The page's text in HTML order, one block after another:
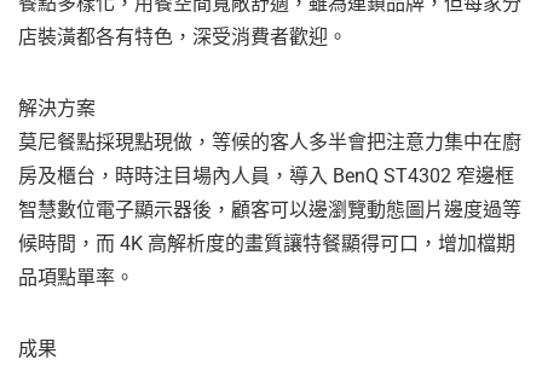
店裝潢都各有特色，深受消費者歡迎。
解決方案
莫尼餐點採現點現做，等候的客人多半會把注意力集中在廚
房及櫃台，時時注目場內人員，導入 BenQ ST4302 窄邊框
智慧數位電子顯示器後，顧客可以邊瀏覽動態圖片邊度過等
候時間，而 4K 高解析度的畫質讓特餐顯得可口，增加檔期
品項點單率。
成果